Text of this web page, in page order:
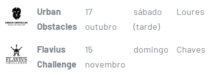
Urban
Obstacles
17
outubro
sábado
(tarde)
Loures
Flavius
Challenge
15
novembro
domingo Chaves